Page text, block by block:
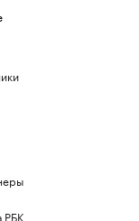
РБК